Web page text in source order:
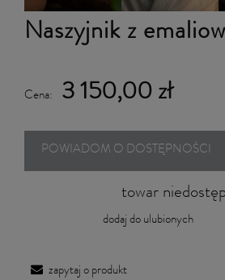
Naszyjnik z
Cena: 3 150,00 zł
POWIADOM O DOSTĘPNOŚCI
towar
dodaj do ulubionych
zapytaj o produkt